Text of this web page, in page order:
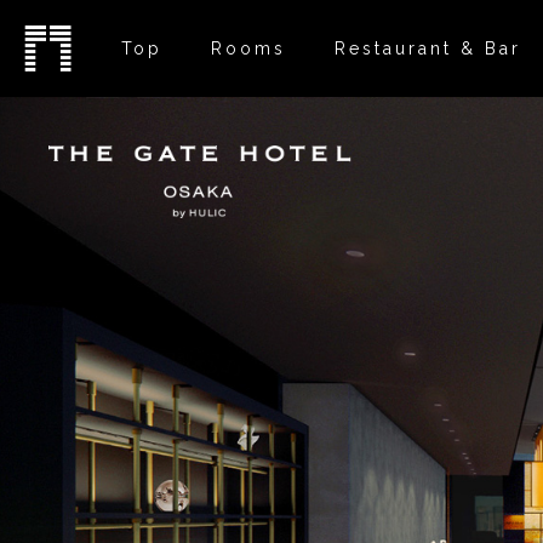
Top Rooms Restaurant & Bar